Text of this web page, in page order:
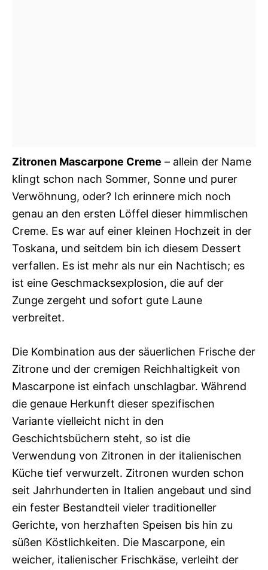
Zitronen Mascarpone Creme – allein der Name
klingt schon nach Sommer, Sonne und purer
Verwöhnung, oder? Ich erinnere mich noch
genau an den ersten Löffel dieser himmlischen
Creme. Es war auf einer kleinen Hochzeit in der
Toskana, und seitdem bin ich diesem Dessert
verfallen. Es ist mehr als nur ein Nachtisch; es
ist eine Geschmacksexplosion, die auf der
Zunge zergeht und sofort gute Laune
verbreitet.
Die Kombination aus der säuerlichen Frische der
Zitrone und der cremigen Reichhaltigkeit von
Mascarpone ist einfach unschlagbar. Während
die genaue Herkunft dieser spezifischen
Variante vielleicht nicht in den
Geschichtsbüchern steht, so ist die
Verwendung von Zitronen in der italienischen
Küche tief verwurzelt. Zitronen wurden schon
seit Jahrhunderten in Italien angebaut und sind
ein fester Bestandteil vieler traditioneller
Gerichte, von herzhaften Speisen bis hin zu
süßen Köstlichkeiten. Die Mascarpone, ein
weicher, italienischer Frischkäse, verleiht der